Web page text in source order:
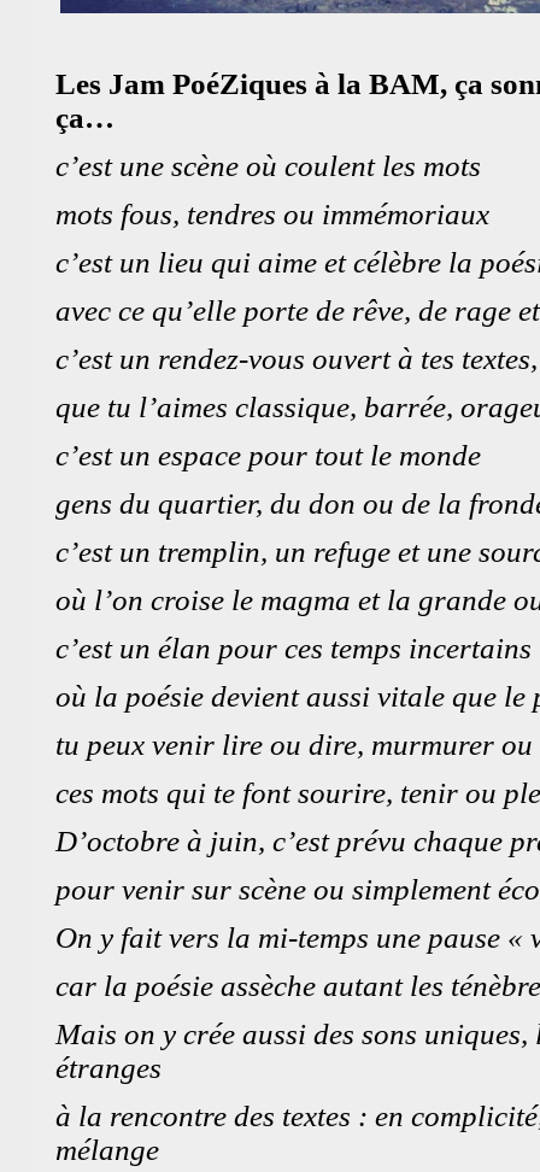
Les Jam PoéZiques à la BAM, ça
ça…
c’est une scène où coulent les mots
mots fous, tendres ou immémoriaux
c’est un lieu qui aime et célèbre la
avec ce qu’elle porte de rêve, de rage
c’est un rendez-vous ouvert à tes
que tu l’aimes classique, barrée,
c’est un espace pour tout le monde
gens du quartier, du don ou de la
c’est un tremplin, un refuge et une
où l’on croise le magma et la grande
c’est un élan pour ces temps incertains
où la poésie devient aussi vitale que le
tu peux venir lire ou dire, murmurer
ces mots qui te font sourire, tenir ou
D’octobre à juin, c’est prévu chaque
pour venir sur scène ou simplement
On y fait vers la mi-temps une pause «
car la poésie assèche autant les
Mais on y crée aussi des sons
étranges
à la rencontre des textes : en
mélange
Theme by Max is NOW!
WordPress